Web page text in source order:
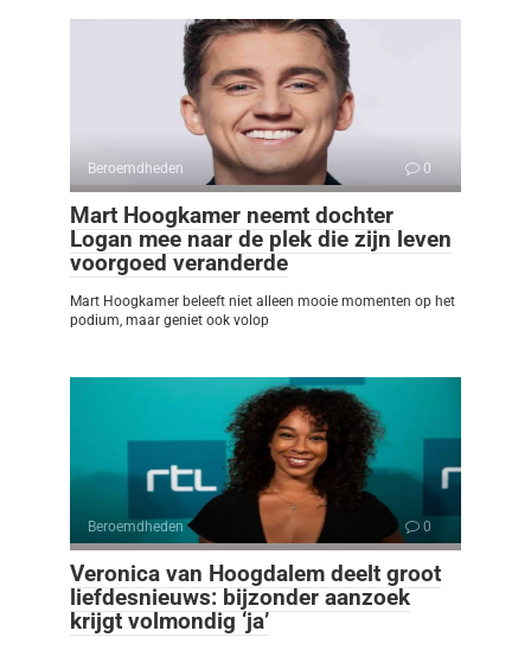
Beroemdheden 0
Mart Hoogkamer neemt dochter
Logan mee naar de plek die zijn leven
voorgoed veranderde
Mart Hoogkamer beleeft niet alleen mooie momenten op het
podium, maar geniet ook volop
Beroemdheden 0
Veronica van Hoogdalem deelt groot
liefdesnieuws: bijzonder aanzoek
krijgt volmondig ‘ja’